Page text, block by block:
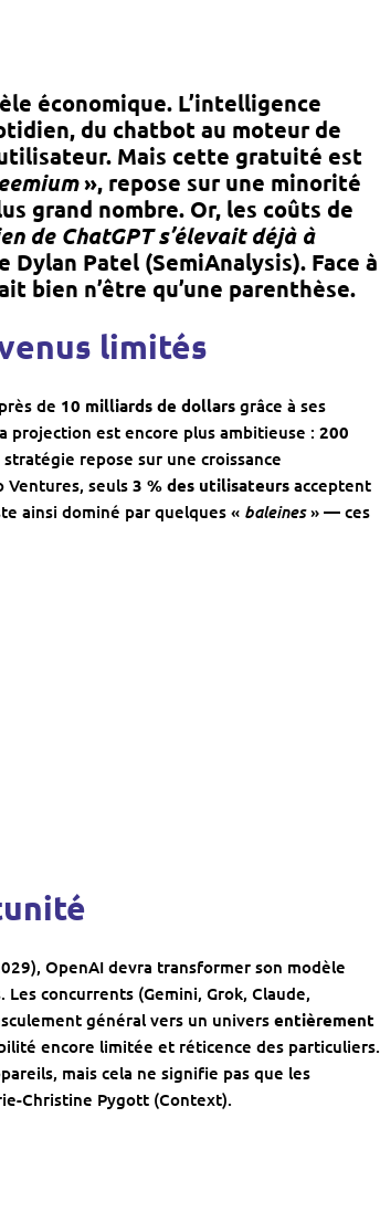
économique. L’intelligence
du chatbot au moteur de
Mais cette gratuité est
», repose sur une minorité
grand nombre. Or, les coûts de
de ChatGPT s’élevait déjà à
Dylan Patel (SemiAnalysis). Face à
bien n’être qu’une parenthèse.
limités
de 10 milliards de dollars grâce à ses
projection est encore plus ambitieuse : 200
stratégie repose sur une croissance
Ventures, seuls 3 % des utilisateurs acceptent
ainsi dominé par quelques « baleines» — ces
OpenAI devra transformer son modèle
concurrents (Gemini, Grok, Claude,
général vers un universentièrement
encore limitée et réticence des particuliers.
mais cela ne signifie pas que les
Christine Pygott (Context).